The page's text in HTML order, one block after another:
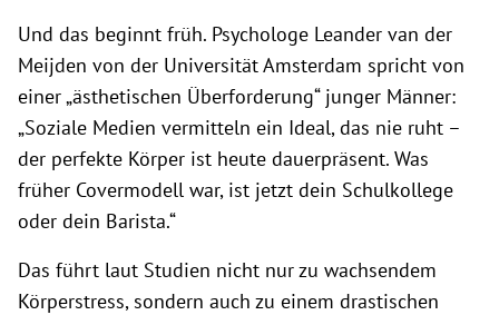
Und das beginnt früh. Psychologe Leander van der
Meijden von der Universität Amsterdam spricht von
einer „ästhetischen Überforderung“ junger Männer:
„Soziale Medien vermitteln ein Ideal, das nie ruht –
der perfekte Körper ist heute dauerpräsent. Was
früher Covermodell war, ist jetzt dein Schulkollege
oder dein Barista.“
Das führt laut Studien nicht nur zu wachsendem
Körperstress, sondern auch zu einem drastischen